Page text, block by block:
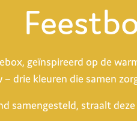
geïnspireerd op de
drie kleuren die samen
samengesteld, straalt